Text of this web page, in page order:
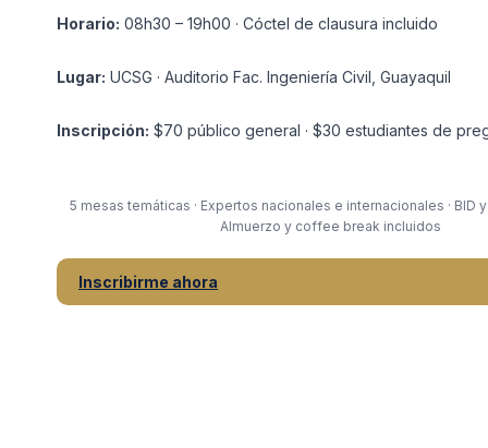
Horario: 08h30 – 19h00 · Cóctel de clausura incluido
Lugar: UCSG · Auditorio Fac. Ingeniería Civil, Guayaquil
Inscripción: $70 público general · $30 estudiantes de
5 mesas temáticas · Expertos nacionales e internacionales · BID
Almuerzo y coffee break incluidos
Inscribirme ahora